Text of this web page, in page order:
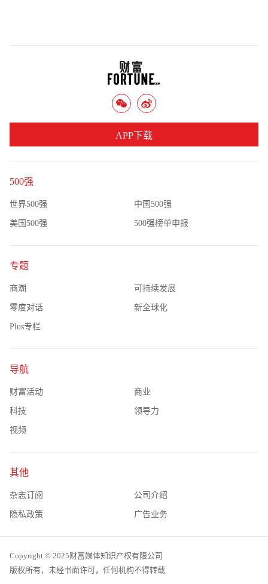
500强
世界500强 中国500强
美国500强 500强榜单申报
专题
商潮 可持续发展
零度对话 新全球化
Plus专栏
导航
财富活动 商业
科技 领导力
视频
其他
杂志订阅 公司介绍
隐私政策 广告业务
APP下载
Copyright © 2025财富媒体知识产权有限公司
版权所有，未经书面许可，任何机构不得转载